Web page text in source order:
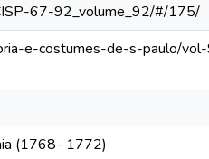
67-92_volume_92/#/175/
e-costumes-de-s-paulo/
(1768- 1772)